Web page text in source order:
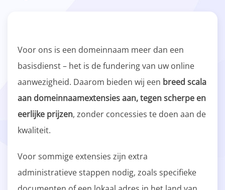
Voor ons is een domeinnaam meer dan een
basisdienst – het is de fundering van uw online
aanwezigheid. Daarom bieden wij een breed scala
aan domeinnaamextensies aan, tegen scherpe en
eerlijke prijzen, zonder concessies te doen aan de
kwaliteit.
Voor sommige extensies zijn extra
administratieve stappen nodig, zoals specifieke